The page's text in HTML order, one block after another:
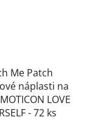
Me Patch
náplasti na
LOVE
- 72 ks